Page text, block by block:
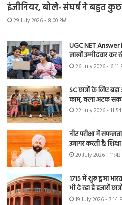
इंजीनियर, बोले- संघर्ष ने बहुत
29 July 2026 - 8:00 PM
UGC NET Answer
लाखों उम्मीदवार कर
26 July 2026 - 6:11
SC छात्रों के लिए
काम, वरना अटक
22 July 2026 -
नीट परीक्षा में
उजागर करती है:
20 July 2026 -
1715 में शुरू हुआ
भी दे रहा है हजारों
19 July 2026 - 7:14